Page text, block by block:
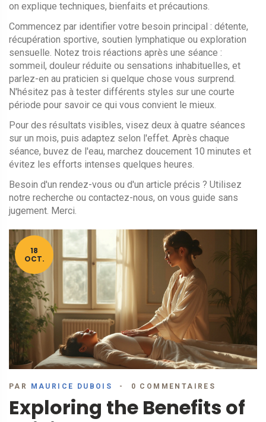
on explique techniques, bienfaits et précautions.
Commencez par identifier votre besoin principal : détente,
récupération sportive, soutien lymphatique ou exploration
sensuelle. Notez trois réactions après une séance :
sommeil, douleur réduite ou sensations inhabituelles, et
parlez-en au praticien si quelque chose vous surprend.
N'hésitez pas à tester différents styles sur une courte
période pour savoir ce qui vous convient le mieux.
Pour des résultats visibles, visez deux à quatre séances
sur un mois, puis adaptez selon l'effet. Après chaque
séance, buvez de l'eau, marchez doucement 10 minutes et
évitez les efforts intenses quelques heures.
Besoin d'un rendez-vous ou d'un article précis ? Utilisez
notre recherche ou contactez-nous, on vous guide sans
jugement. Merci.
18
OCT.
PAR MAURICE DUBOIS 0 COMMENTAIRES
Exploring the Benefits of